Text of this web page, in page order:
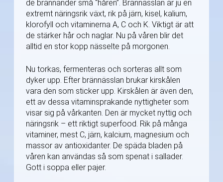
de brännander små “håren”. Brännässlan är ju en
extremt näringsrik växt, rik på järn, kisel, kalium,
klorofyll och vitaminerna A, C och K. Viktigt är att
de stärker hår och naglar. Nu på våren blir det
alltid en stor kopp nässelte på morgonen.
Nu torkas, fermenteras och sorteras allt som
dyker upp. Efter brännässlan brukar kirskålen
vara den som sticker upp. Kirskålen är även den,
ett av dessa vitaminsprakande nyttigheter som
visar sig på vårkanten. Den är mycket nyttig och
näringsrik – ett riktigt superfood. Rik på många
vitaminer, mest C, järn, kalcium, magnesium och
massor av antioxidanter. De späda bladen på
våren kan användas så som spenat i sallader.
Gott i soppa eller pajer.